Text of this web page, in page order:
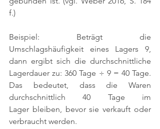
f.)
Beispiel: Beträgt die
Umschlagshäufigkeit eines Lagers 9,
dann ergibt sich die durchschnittliche
Lagerdauer zu: 360 Tage ÷ 9 = 40 Tage.
Das bedeutet, dass die Waren
durchschnittlich 40 Tage im
Lager bleiben, bevor sie verkauft oder
verbraucht werden.